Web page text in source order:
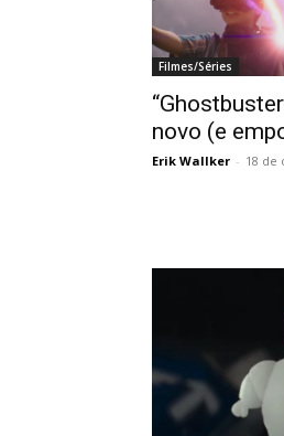
Filmes/Séries
novo (e
Erik Wallker - 18 de